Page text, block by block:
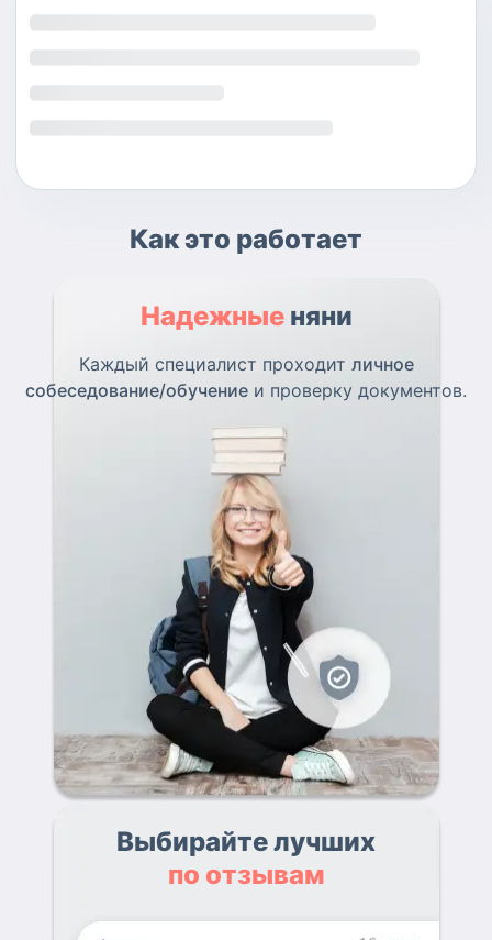
Как это работает
Надежные няни
Каждый специалист проходит личное
собеседование/обучение и проверку документов.
Выбирайте лучших
по отзывам